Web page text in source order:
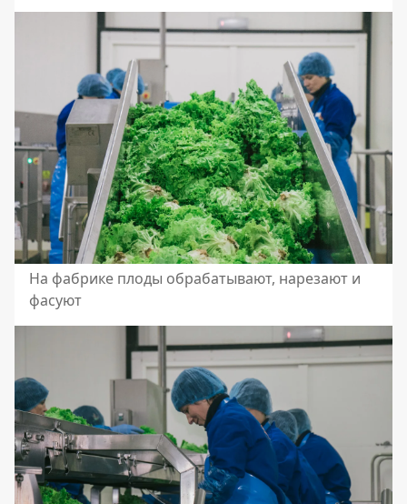
На фабрике плоды обрабатывают, нарезают и
фасуют